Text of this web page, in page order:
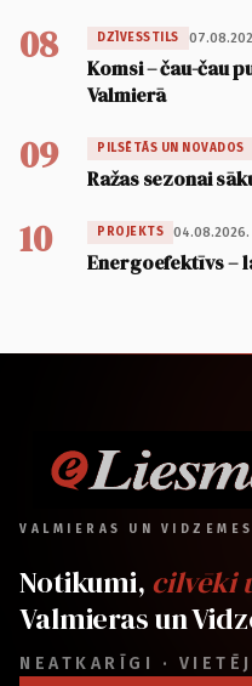
08 DZĪVESSTILS
Komsi – čau-čau
Valmierā
09 PILSĒTĀS UN NOVADOS
Ražas sezonai
10 PROJEKTS 04.08.2026.
Energoefektīvs –
VALMIERAS UN
Notikumi, cilvēki
Valmieras un
NEATKARĪGI ·